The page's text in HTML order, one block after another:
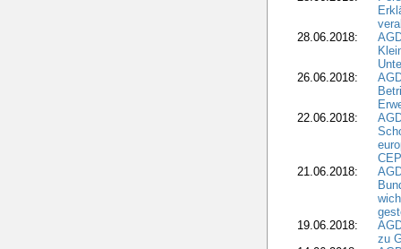
28.06.2018:
26.06.2018:
22.06.2018:
21.06.2018:
19.06.2018:
zu